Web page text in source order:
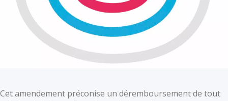
Cet amendement préconise un déremboursement de tout